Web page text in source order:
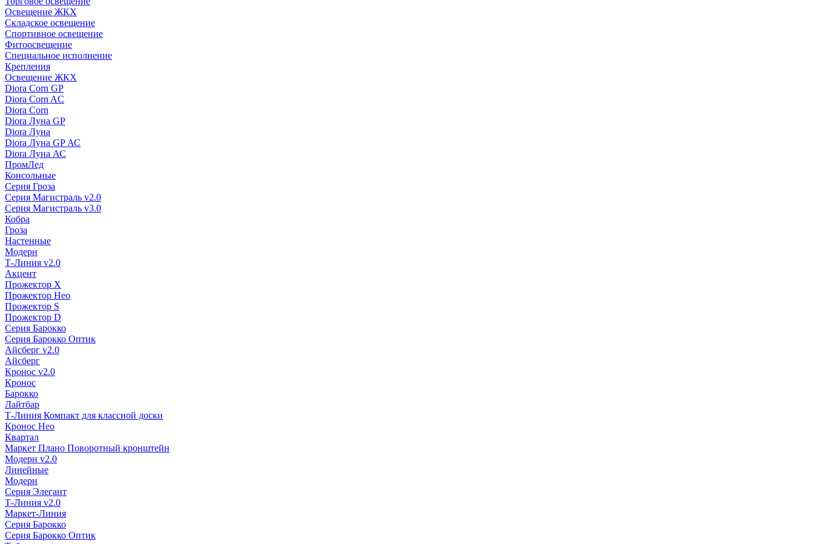
Освещение ЖКХ
Складское освещение
Спортивное освещение
Фитоосвещение
Специальное исполнение
Крепления
Освещение ЖКХ
Diora Corn GP
Diora Corn AC
Diora Corn
Diora Луна GP
Diora Луна
Diora Луна GP АС
Diora Луна АС
ПромЛед
Консольные
Серия Гроза
Серия Магистраль v2.0
Серия Магистраль v3.0
Кобра
Гроза
Настенные
Модерн
Т-Линия v2.0
Акцент
Прожектор X
Прожектор Нео
Прожектор S
Прожектор D
Серия Барокко
Серия Барокко Оптик
Айсберг v2.0
Айсберг
Кронос v2.0
Кронос
Барокко
Лайтбар
Т-Линия Компакт для классной доски
Кронос Нео
Квартал
Маркет Плано Поворотный кронштейн
Модерн v2.0
Линейные
Модерн
Серия Элегант
Т-Линия v2.0
Маркет-Линия
Серия Барокко
Серия Барокко Оптик